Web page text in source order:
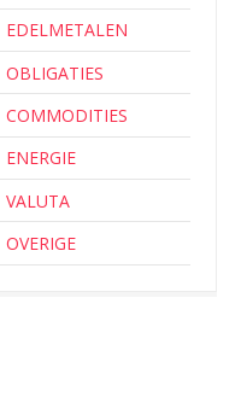
EDELMETALEN
OBLIGATIES
COMMODITIES
ENERGIE
VALUTA
OVERIGE